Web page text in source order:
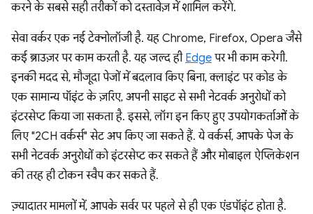
करने के सबसे सही तरीकों को दस्तावेज़ में शामिल करेंगे.
सेवा वर्कर एक नई टेक्नोलॉजी है. यह Chrome, Firefox, Opera जैसे
कई ब्राउज़र पर काम करती है. यह जल्द ही Edge पर भी काम करेगी.
इनकी मदद से, मौजूदा पेजों में बदलाव किए बिना, क्लाइंट पर कोड के
एक सामान्य पॉइंट के ज़रिए, अपनी साइट से सभी नेटवर्क अनुरोधों को
इंटरसेप्ट किया जा सकता है. इससे, लॉग इन किए हुए उपयोगकर्ताओं के
लिए "2CH वर्कर्स" सेट अप किए जा सकते हैं. ये वर्कर्स, आपके पेज के
सभी नेटवर्क अनुरोधों को इंटरसेप्ट कर सकते हैं और मोबाइल ऐप्लिकेशन
की तरह ही टोकन स्वैप कर सकते हैं.
ज़्यादातर मामलों में, आपके सर्वर पर पहले से ही एक एंडपॉइंट होता है.